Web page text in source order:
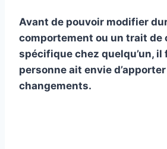
Avant de pouvoir modifier
comportement ou un trait de
spécifique chez quelqu’un,
personne ait envie
changements.